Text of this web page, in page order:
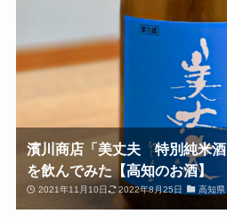
濱川商店「美丈夫 特別純米
を飲んでみた【高知のお酒】
2021年11月10日 2022年8月25日 高知県